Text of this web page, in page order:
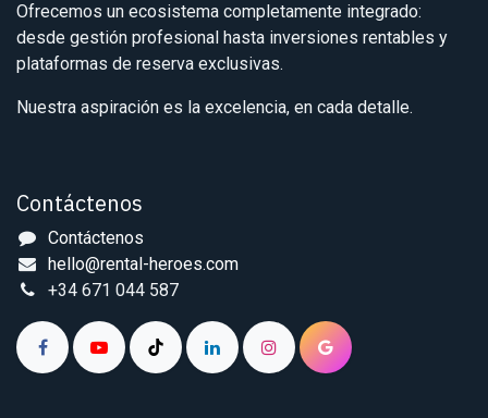
Ofrecemos un ecosistema completamente integrado:
desde gestión profesional hasta inversiones rentables y
plataformas de reserva exclusivas.
Nuestra aspiración es la excelencia, en cada detalle.
Contáctenos
Contáctenos
hello@rental-heroes.com
+34 671 044 587